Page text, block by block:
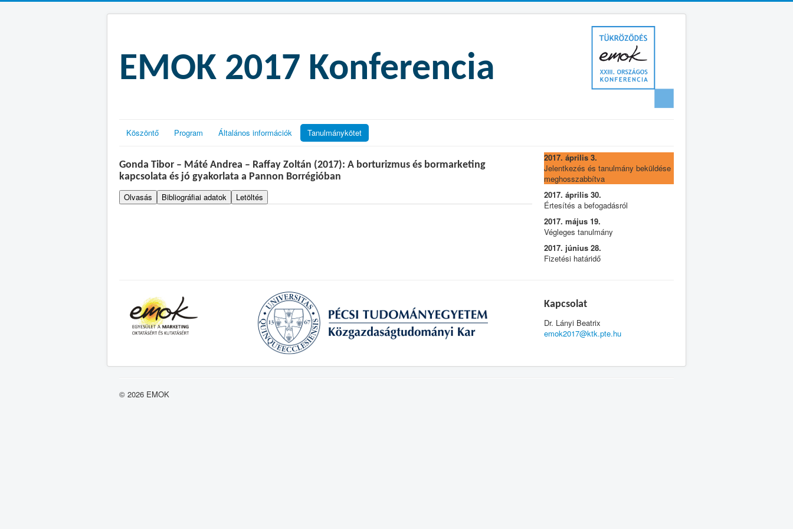
EMOK 2017 Konferencia
Köszöntő Program Általános információk Tanulmánykötet
Gonda Tibor – Máté Andrea – Raffay Zoltán (2017): A borturizmus és bormarketing
kapcsolata és jó gyakorlata a Pannon Borrégióban
Olvasás
Bibliográfiai adatok Letöltés
2017. április 3.
Jelentkezés és tanulmány beküldése
meghosszabbítva
2017. április 30.
Értesítés a befogadásról
2017. május 19.
Végleges tanulmány
2017. június 28.
Fizetési határidő
Kapcsolat
Dr. Lányi Beatrix
emok2017@ktk.pte.hu
© 2026 EMOK